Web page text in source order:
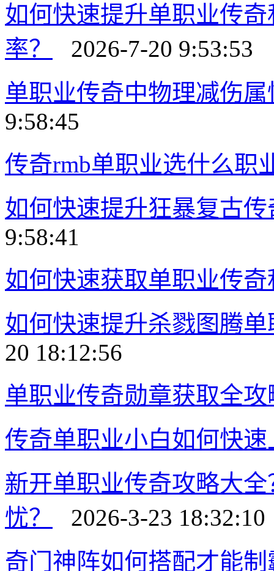
如何快速提升单职业传
率？
2026-7-20 9:53:53
单职业传奇中物理减伤
9:58:45
传奇rmb单职业选什么职
如何快速提升狂暴复古
9:58:41
如何快速获取单职业传奇
如何快速提升杀戮图腾
20 18:12:56
单职业传奇勋章获取全攻
传奇单职业小白如何快速
新开单职业传奇攻略大
忧？
2026-3-23 18:32:10
奇门神阵如何搭配才能